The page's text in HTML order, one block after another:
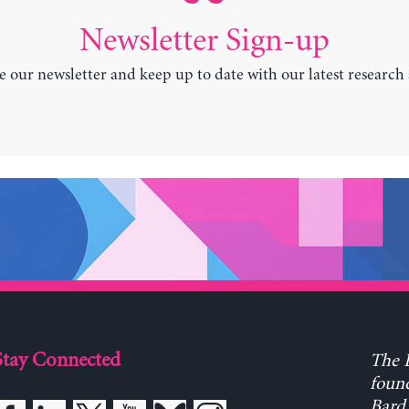
Newsletter Sign-up
our newsletter and keep up to date with our latest
Connected
The